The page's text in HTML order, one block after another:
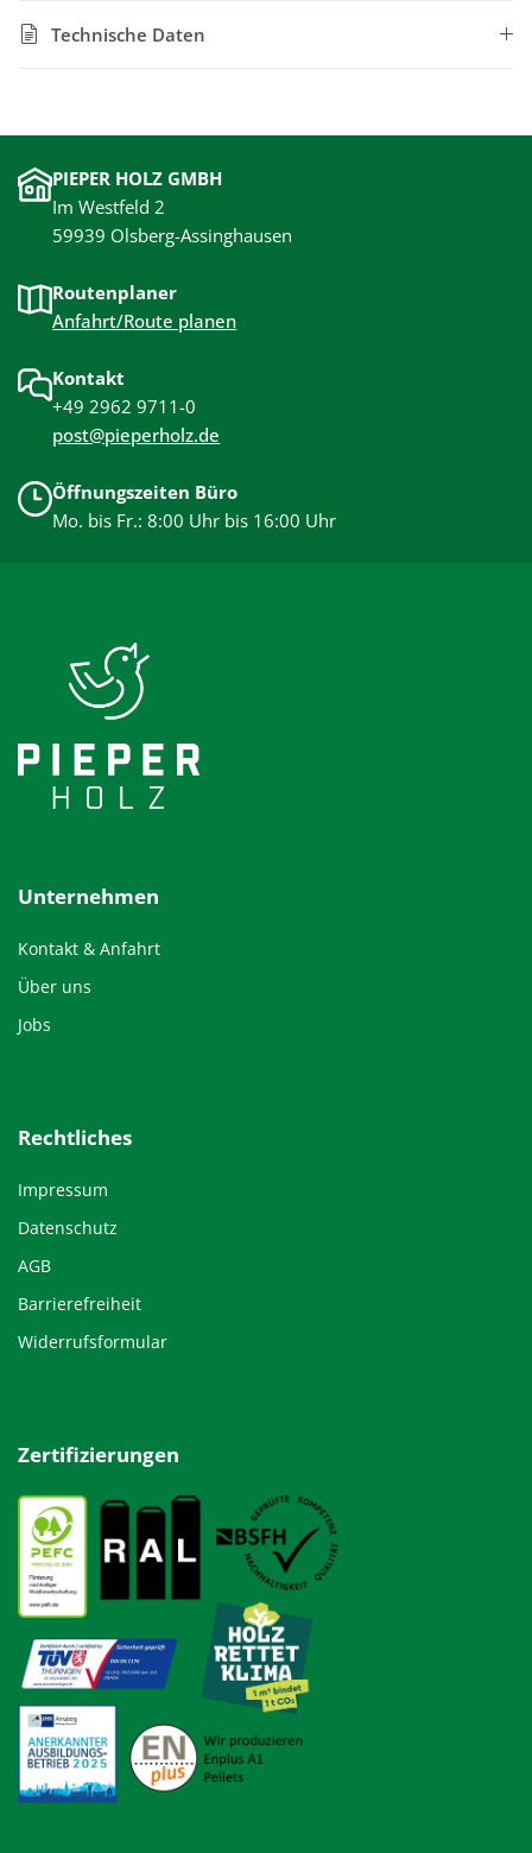
Technische Daten
PIEPER HOLZ GMBH
Im Westfeld 2
59939 Olsberg-Assinghausen
Routenplaner
Anfahrt/Route planen
Kontakt
+49 2962 9711-0
post@pieperholz.de
Öffnungszeiten Büro
Mo. bis Fr.: 8:00 Uhr bis 16:00 Uhr
Unternehmen
Kontakt & Anfahrt
Über uns
Jobs
Rechtliches
Impressum
Datenschutz
AGB
Barrierefreiheit
Widerrufsformular
Zertifizierungen